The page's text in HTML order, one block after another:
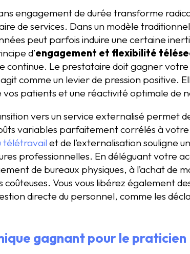
engagement de durée transforme
de services. Dans un modèle
peut parfois induire une certaine
d’engagement et flexibilité
continue. Le prestataire doit gagner votre
comme un levier de pression positive.
vos patients et une réactivité optimale de
vers un service externalisé permet
variables parfaitement corrélés à votre
télétravail et de l’externalisation souligne
professionnelles. En déléguant votre
de bureaux physiques, à l’achat de
Vous vous libérez également
directe du personnel, comme les
gagnant pour le praticien